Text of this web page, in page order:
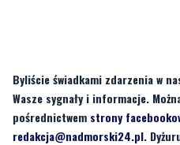
Byliście świadkami zdarzenia w
Wasze sygnały i informacje.
pośrednictwem strony
redakcja@nadmorski24.pl.